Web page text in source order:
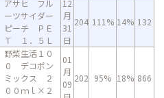
アサヒ フル
ーツサイダー
ピーチ ＰＥ
Ｔ １．５Ｌ
12
月
31
日
204 111% 14% 132
野菜生活１０
０ デコポン
ミックス ２
００ｍｌ×２
01
月
09
202 95% 18% 866